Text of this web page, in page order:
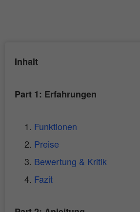
Inhalt
Part 1: Erfahrungen
Funktionen
Preise
Bewertung & Kritik
Fazit